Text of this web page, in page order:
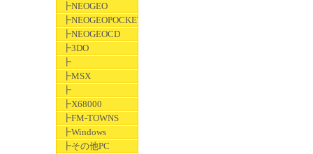
┣NEOGEO
┣NEOGEOPOCKET
┣NEOGEOCD
┣3DO
┣
┣MSX
┣
┣X68000
┣FM-TOWNS
┣Windows
┣その他PC